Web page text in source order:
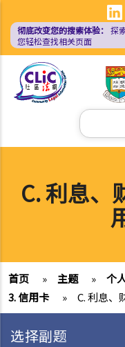
主
彻底改变您的搜索体验： 探
您轻松查找相关页面
搜
索
C. 利息、
首页 » 主题 » 个
3. 信用卡
» C. 利息、
选择副题